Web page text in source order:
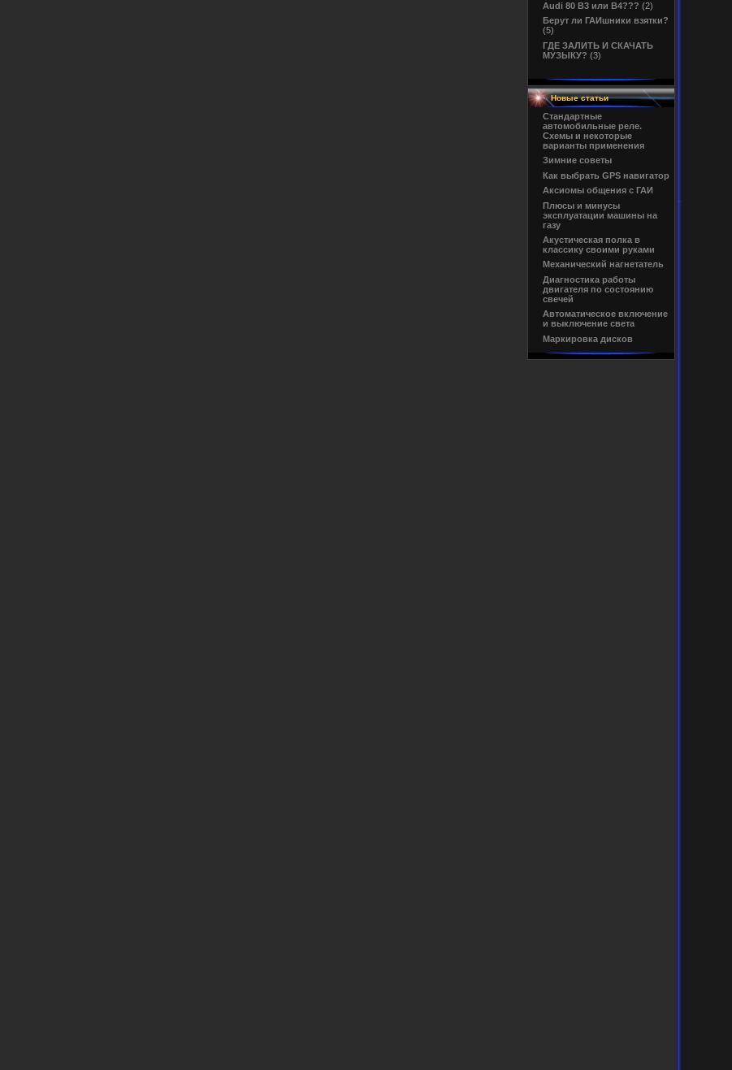
Audi 80 B3 или B4??? (2)
Берут ли ГАИшники взятки?
(5)
ГДЕ ЗАЛИТЬ И СКАЧАТЬ
МУЗЫКУ? (3)
Новые статьи
Cтандартные
автомобильные реле.
Схемы и некоторые
варианты применения
Зимние советы
Как выбрать GPS навигатор
Аксиомы общения с ГАИ
Плюсы и минусы
эксплуатации машины на
газу
Акустическая полка в
классику своими руками
Механический нагнетатель
Диагностика работы
двигателя по состоянию
свечей
Автоматическое включение
и выключение света
Маркировка дисков